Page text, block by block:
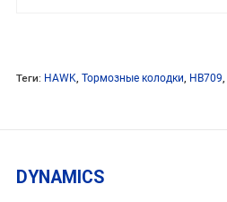
Теги: HAWK Тормозные колодки HB709
DYNAMICS